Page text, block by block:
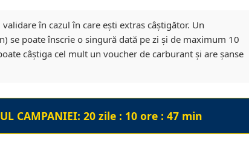
în cazul în care ești extras câștigător. Un
se poate înscrie o singură dată pe zi și de maximum 10
câștiga cel mult un voucher de carburant și are șanse
CAMPANIEI: 20 zile : 10 ore : 47 min